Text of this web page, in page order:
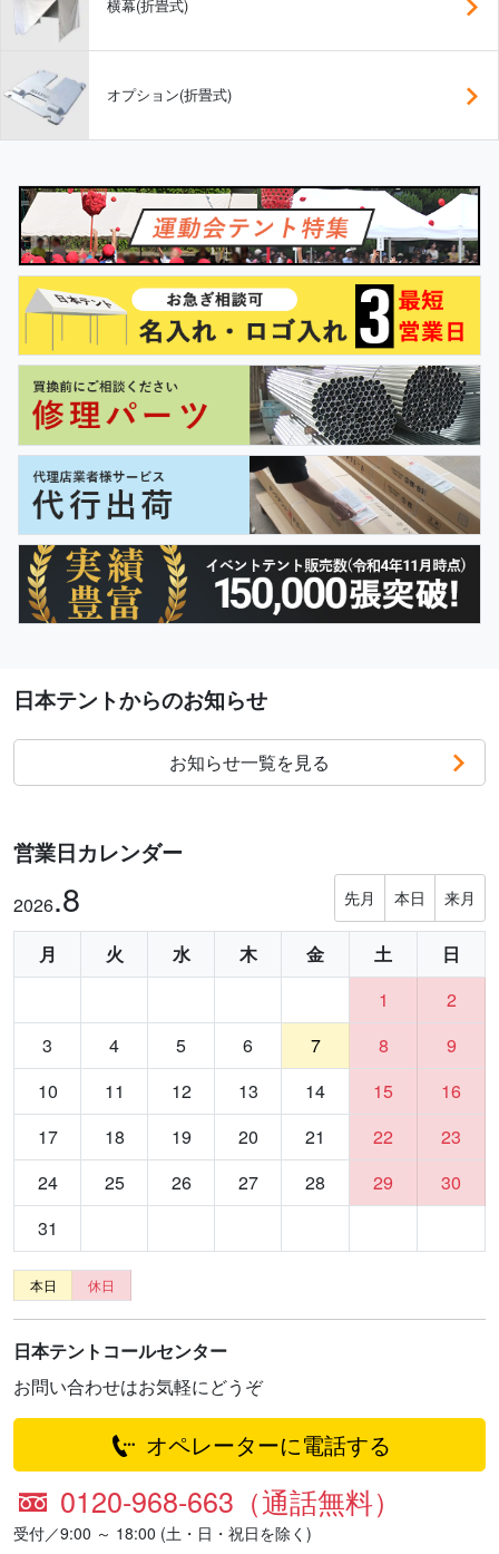
横幕(折畳式)
オプション(折畳式)
日本テントからのお知らせ
お知らせ一覧を見る
営業日カレンダー
2026.8 先月 本日 来月
月 火 水 木 金 土
日
1
2
3
4 5 6 7 8
9
10
11 12 13 14 15
16
17
18 19 20 21 22
23
24
25 26 27 28 29
30
31
本日 休日
日本テントコールセンター
お問い合わせはお気軽にどうぞ
オペレーターに電話する
0120-968-663（通話無料）
受付／9:00 ～ 18:00 (土・日・祝日を除く)